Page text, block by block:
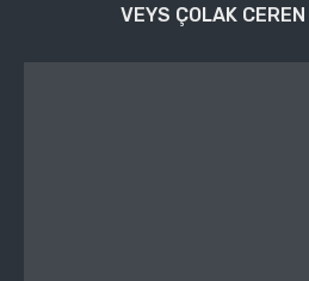
VEYS ÇOLAK CEREN